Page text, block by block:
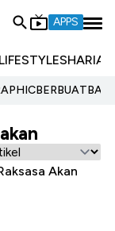
APPS
LIFESTYLESHARIA
Akan